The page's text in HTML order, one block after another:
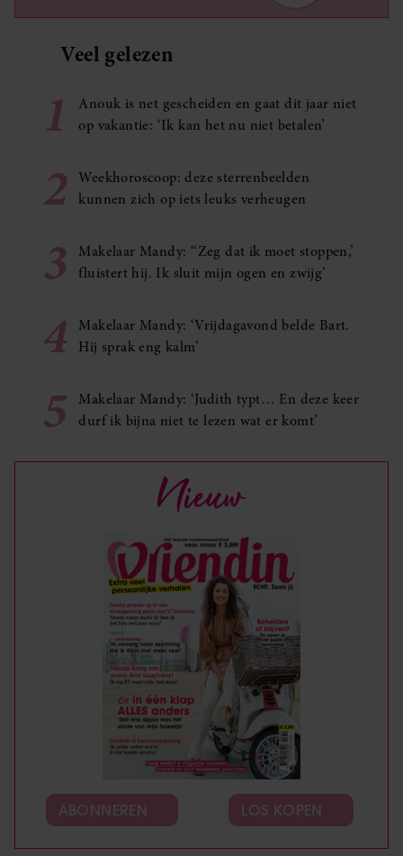
Veel gelezen
1
Anouk is net gescheiden en gaat dit jaar niet
op vakantie: ‘Ik kan het nu niet betalen’
2
Weekhoroscoop: deze sterrenbeelden
kunnen zich op iets leuks verheugen
3
Makelaar Mandy: ‘‘Zeg dat ik moet stoppen,’
fluistert hij. Ik sluit mijn ogen en zwijg’
4
Makelaar Mandy: ‘Vrijdagavond belde Bart.
Hij sprak eng kalm’
5
Makelaar Mandy: ‘Judith typt… En deze keer
durf ik bijna niet te lezen wat er komt’
Nieuw
ABONNEREN LOS KOPEN